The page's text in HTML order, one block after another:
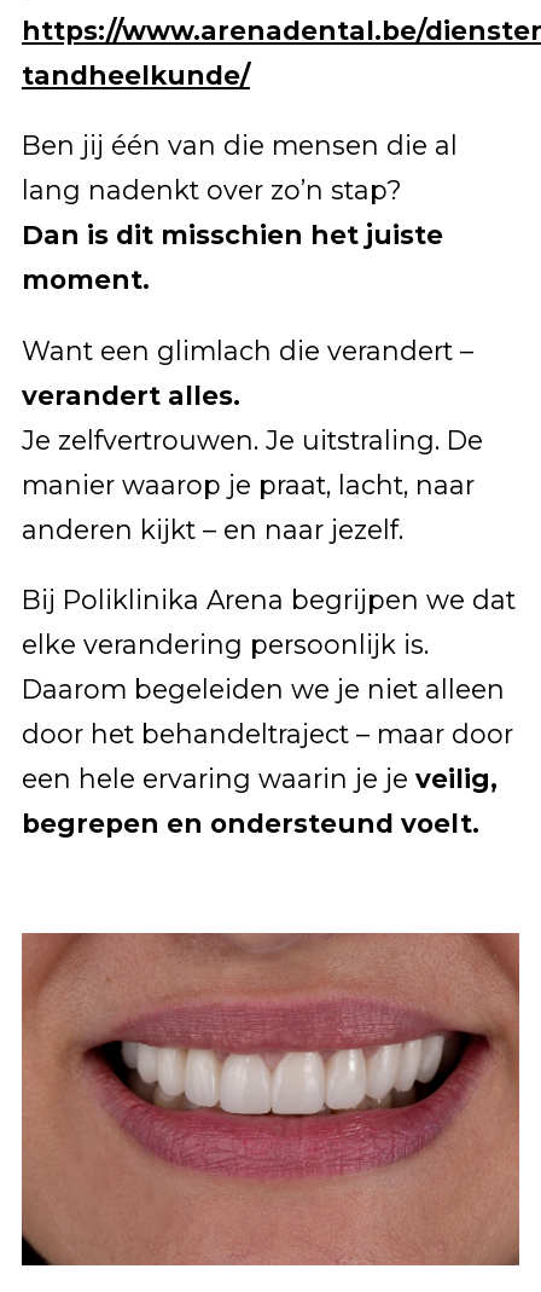
https://www.arenadental.be/
tandheelkunde/
Ben jij één van die mensen die al
lang nadenkt over zo’n stap?
Dan is dit misschien het juiste
moment.
Want een glimlach die verandert –
verandert alles.
Je zelfvertrouwen. Je uitstraling. De
manier waarop je praat, lacht, naar
anderen kijkt – en naar jezelf.
Bij Poliklinika Arena begrijpen we dat
elke verandering persoonlijk is.
Daarom begeleiden we je niet alleen
door het behandeltraject – maar door
een hele ervaring waarin je je veilig,
begrepen en ondersteund voelt.